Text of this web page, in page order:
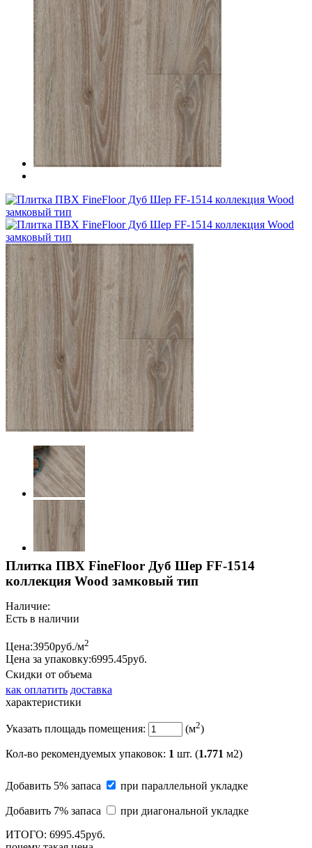
Плитка ПВХ FineFloor Дуб Шер FF-1514
коллекция Wood замковый тип
Наличие:
Есть в наличии
Цена:3950руб./м2
Цена за упаковку:6995.45руб.
Скидки от объема
как оплатить доставка
характеристики
Указать площадь помещения: (м2)
Кол-во рекомендуемых упаковок: 1 шт. (1.771 м2)
Добавить 5% запаса при параллельной укладке
Добавить 7% запаса
при диагональной укладке
ИТОГО: 6995.45руб.